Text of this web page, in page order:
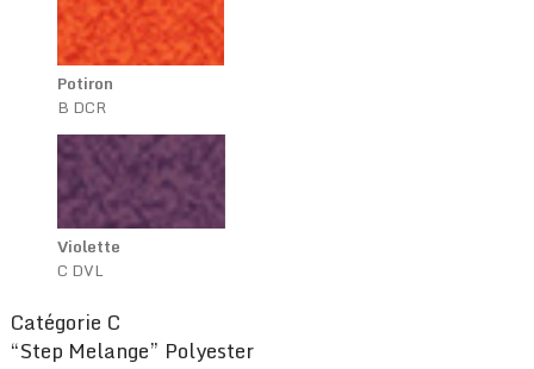
Potiron
B DCR
Violette
C DVL
Catégorie C
“Step Melange” Polyester